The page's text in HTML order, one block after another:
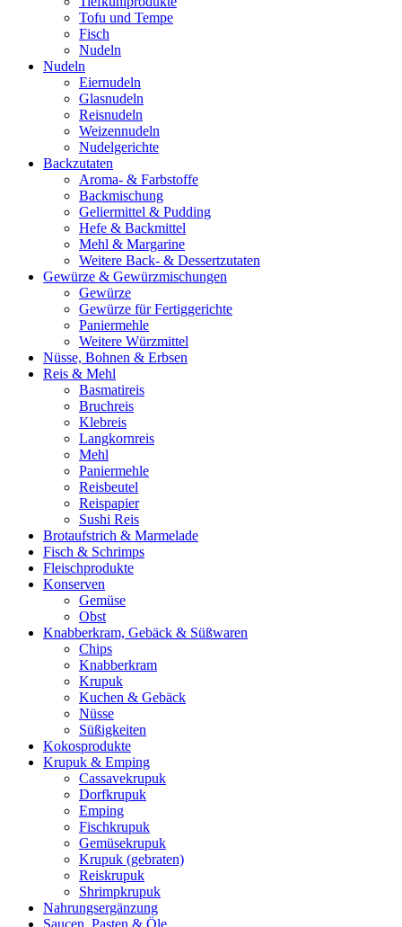
Tofu und Tempe
Fisch
Nudeln
Nudeln
Eiernudeln
Glasnudeln
Reisnudeln
Weizennudeln
Nudelgerichte
Backzutaten
Aroma- & Farbstoffe
Backmischung
Geliermittel & Pudding
Hefe & Backmittel
Mehl & Margarine
Weitere Back- & Dessertzutaten
Gewürze & Gewürzmischungen
Gewürze
Gewürze für Fertiggerichte
Paniermehle
Weitere Würzmittel
Nüsse, Bohnen & Erbsen
Reis & Mehl
Basmatireis
Bruchreis
Klebreis
Langkornreis
Mehl
Paniermehle
Reisbeutel
Reispapier
Sushi Reis
Brotaufstrich & Marmelade
Fisch & Schrimps
Fleischprodukte
Konserven
Gemüse
Obst
Knabberkram, Gebäck & Süßwaren
Chips
Knabberkram
Krupuk
Kuchen & Gebäck
Nüsse
Süßigkeiten
Kokosprodukte
Krupuk & Emping
Cassavekrupuk
Dorfkrupuk
Emping
Fischkrupuk
Gemüsekrupuk
Krupuk (gebraten)
Reiskrupuk
Shrimpkrupuk
Nahrungsergänzung
Saucen, Pasten & Öle